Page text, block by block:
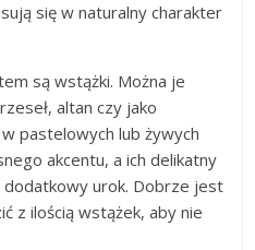
się w naturalny charakter
są wstążki. Można je
altan czy jako
pastelowych lub żywych
akcentu, a ich delikatny
urok. Dobrze jest
z ilością wstążek, aby nie